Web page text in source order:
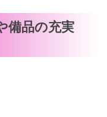
品の充実